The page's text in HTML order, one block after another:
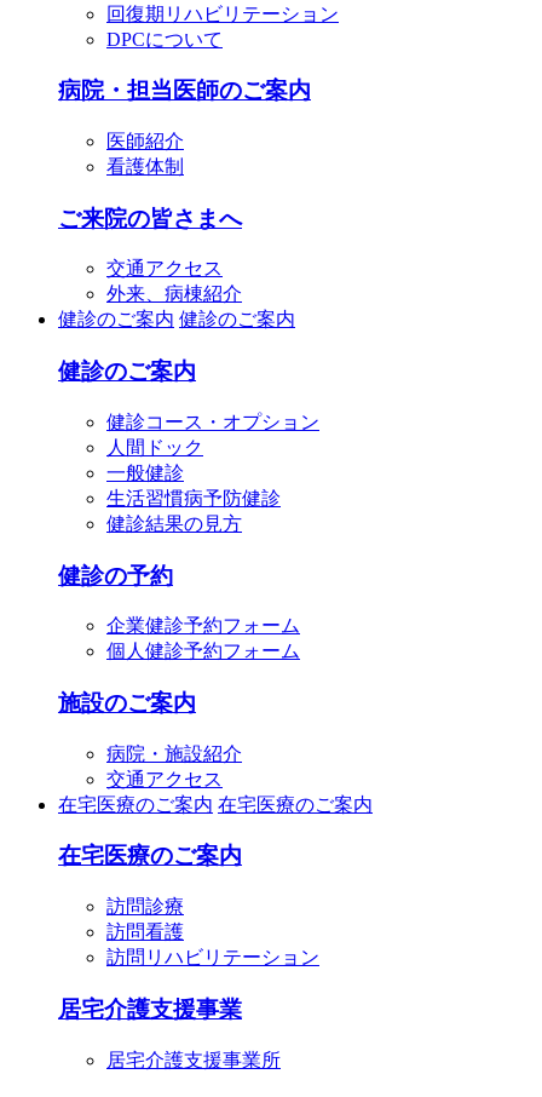
回復期リハビリテーション
DPCについて
病院・担当医師のご案内
医師紹介
看護体制
ご来院の皆さまへ
交通アクセス
外来、病棟紹介
健診のご案内 健診のご案内
健診のご案内
健診コース・オプション
人間ドック
一般健診
生活習慣病予防健診
健診結果の見方
健診の予約
企業健診予約フォーム
個人健診予約フォーム
施設のご案内
病院・施設紹介
交通アクセス
在宅医療のご案内 在宅医療のご案内
在宅医療のご案内
訪問診療
訪問看護
訪問リハビリテーション
居宅介護支援事業
居宅介護支援事業所